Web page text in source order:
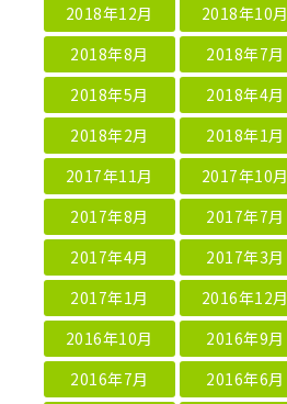
2018年12月
2018年10月
2018年8月
2018年7月
2018年5月
2018年4月
2018年2月
2018年1月
2017年11月
2017年10月
2017年8月
2017年7月
2017年4月
2017年3月
2017年1月
2016年12月
2016年10月
2016年9月
2016年7月
2016年6月